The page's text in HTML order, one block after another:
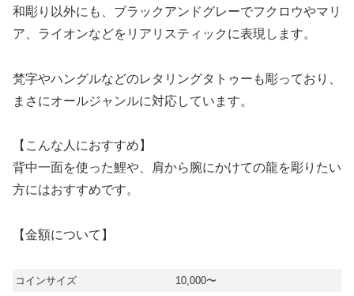
和彫り以外にも、ブラックアンドグレーでフクロウやマリ
ア、ライオンなどをリアリスティックに表現します。
梵字やハングルなどのレタリングタトゥーも彫っており、
まさにオールジャンルに対応しています。
【こんな人におすすめ】
背中一面を使った鯉や、肩から腕にかけての龍を彫りたい
方にはおすすめです。
【金額について】
コインサイズ
10,000〜